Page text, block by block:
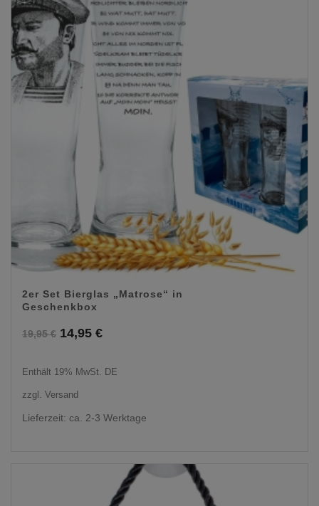
2er Set Bierglas „Matrose“ in
Geschenkbox
19,95€ Ursprünglicher
14,95 €Aktueller
Enthält 19% MwSt. DE
zzgl. Versand
Lieferzeit: ca. 2-3 Werktage